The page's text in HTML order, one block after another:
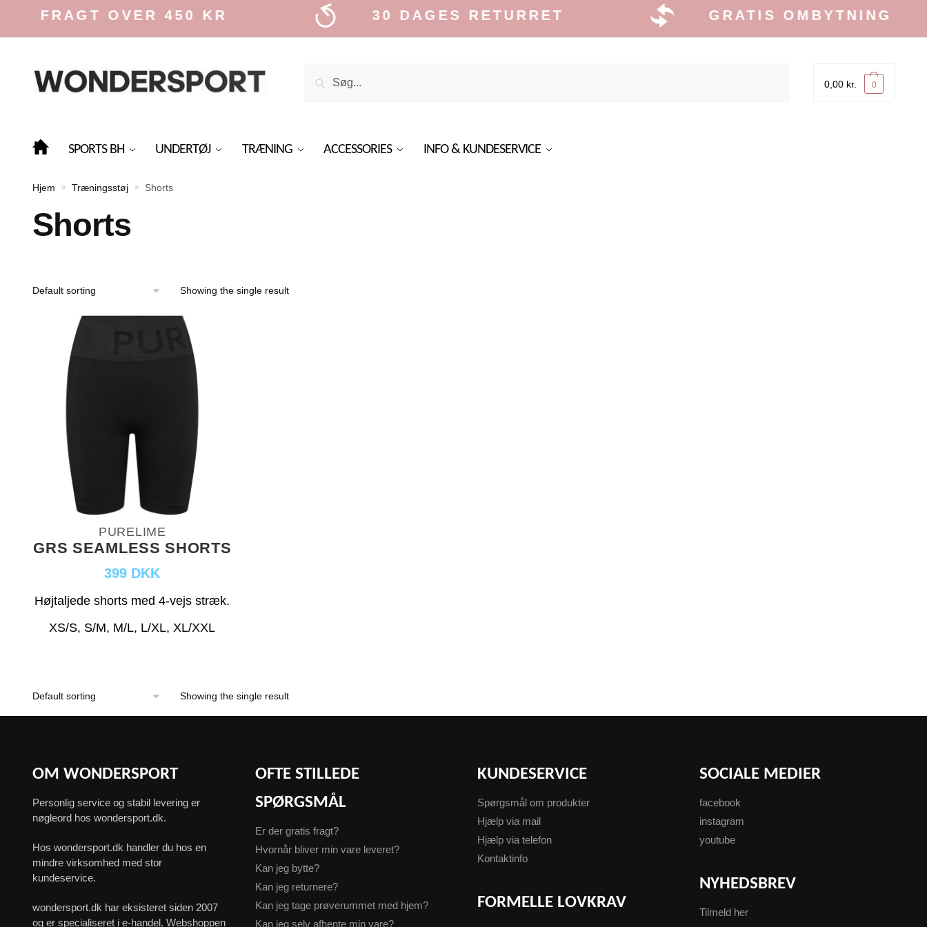
FRAGT OVER 450 KR 30 DAGES RETURRET GRATIS OMBYTNING
0,00 kr. 0
SPORTS BH UNDERTØJ TRÆNING ACCESSORIES INFO & KUNDESERVICE
Hjem » Træningsstøj » Shorts
Shorts
Showing the single result
PURELIME
GRS SEAMLESS SHORTS
399 DKK
Højtaljede shorts med 4-vejs stræk.
XS/S, S/M, M/L, L/XL, XL/XXL
Showing the single result
OM WONDERSPORT
Personlig service og stabil levering er
nøgleord hos wondersport.dk.
Hos wondersport.dk handler du hos en
mindre virksomhed med stor
kundeservice.
wondersport.dk har eksisteret siden 2007
og er specialiseret i e-handel. Webshoppen
OFTE STILLEDE
SPØRGSMÅL
Er der gratis fragt?
Hvornår bliver min vare leveret?
Kan jeg bytte?
Kan jeg returnere?
Kan jeg tage prøverummet med hjem?
Kan jeg selv afhente min vare?
KUNDESERVICE
Spørgsmål om produkter
Hjælp via mail
Hjælp via telefon
Kontaktinfo
FORMELLE LOVKRAV
SOCIALE MEDIER
facebook
instagram
youtube
NYHEDSBREV
Tilmeld her